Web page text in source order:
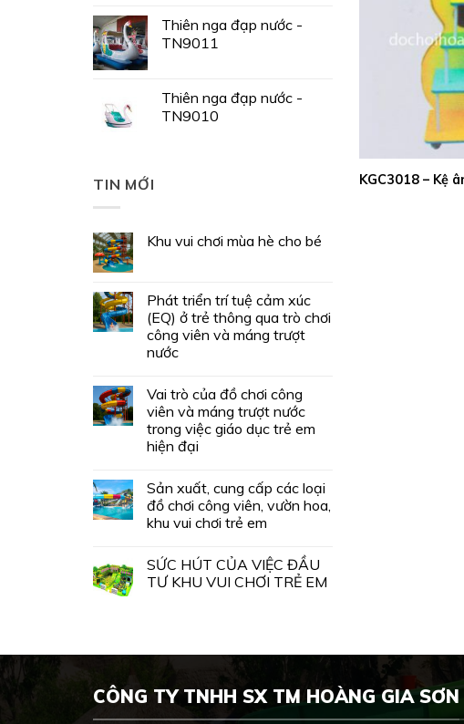
Thiên nga đạp nước -
TN9011
Thiên nga đạp nước -
TN9010
TIN MỚI
Khu vui chơi mùa hè cho bé
Phát triển trí tuệ cảm xúc
(EQ) ở trẻ thông qua trò chơi
công viên và máng trượt
nước
Vai trò của đồ chơi công
viên và máng trượt nước
trong việc giáo dục trẻ em
hiện đại
Sản xuất, cung cấp các loại
đồ chơi công viên, vườn hoa,
khu vui chơi trẻ em
SỨC HÚT CỦA VIỆC ĐẦU
TƯ KHU VUI CHƠI TRẺ EM
KGC3018 – Kệ
CÔNG TY TNHH SX TM HOÀNG GIA SƠN